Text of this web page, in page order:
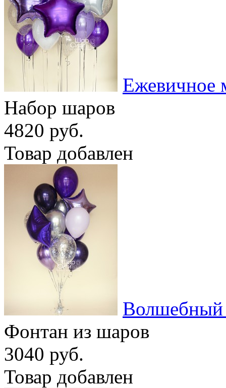
Ежевичное
Набор шаров
4820 руб.
Товар добавлен
Волшебный
Фонтан из шаров
3040 руб.
Товар добавлен